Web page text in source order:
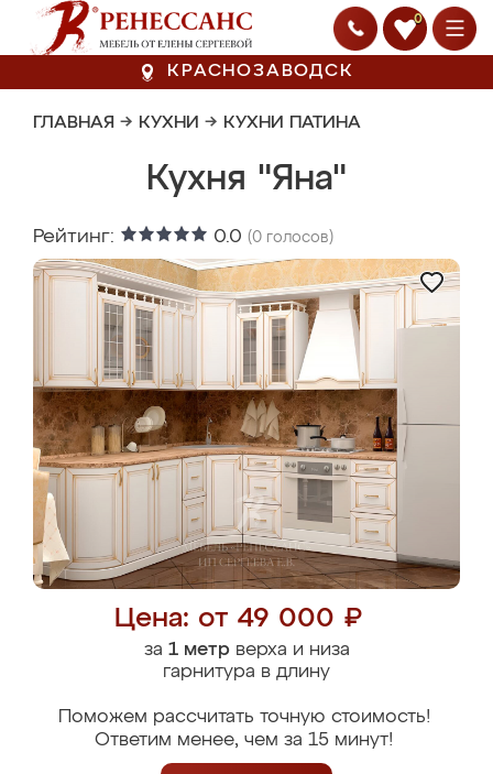
0
КРАСНОЗАВОДСК
ГЛАВНАЯ → КУХНИ → КУХНИ ПАТИНА
Кухня "Яна"
Рейтинг: 0.0 (0 голосов)
Цена: от 49 000 ₽
за 1 метрверха и низа
гарнитура в длину
Поможем рассчитать точную стоимость!
Ответим менее, чем за 15 минут!